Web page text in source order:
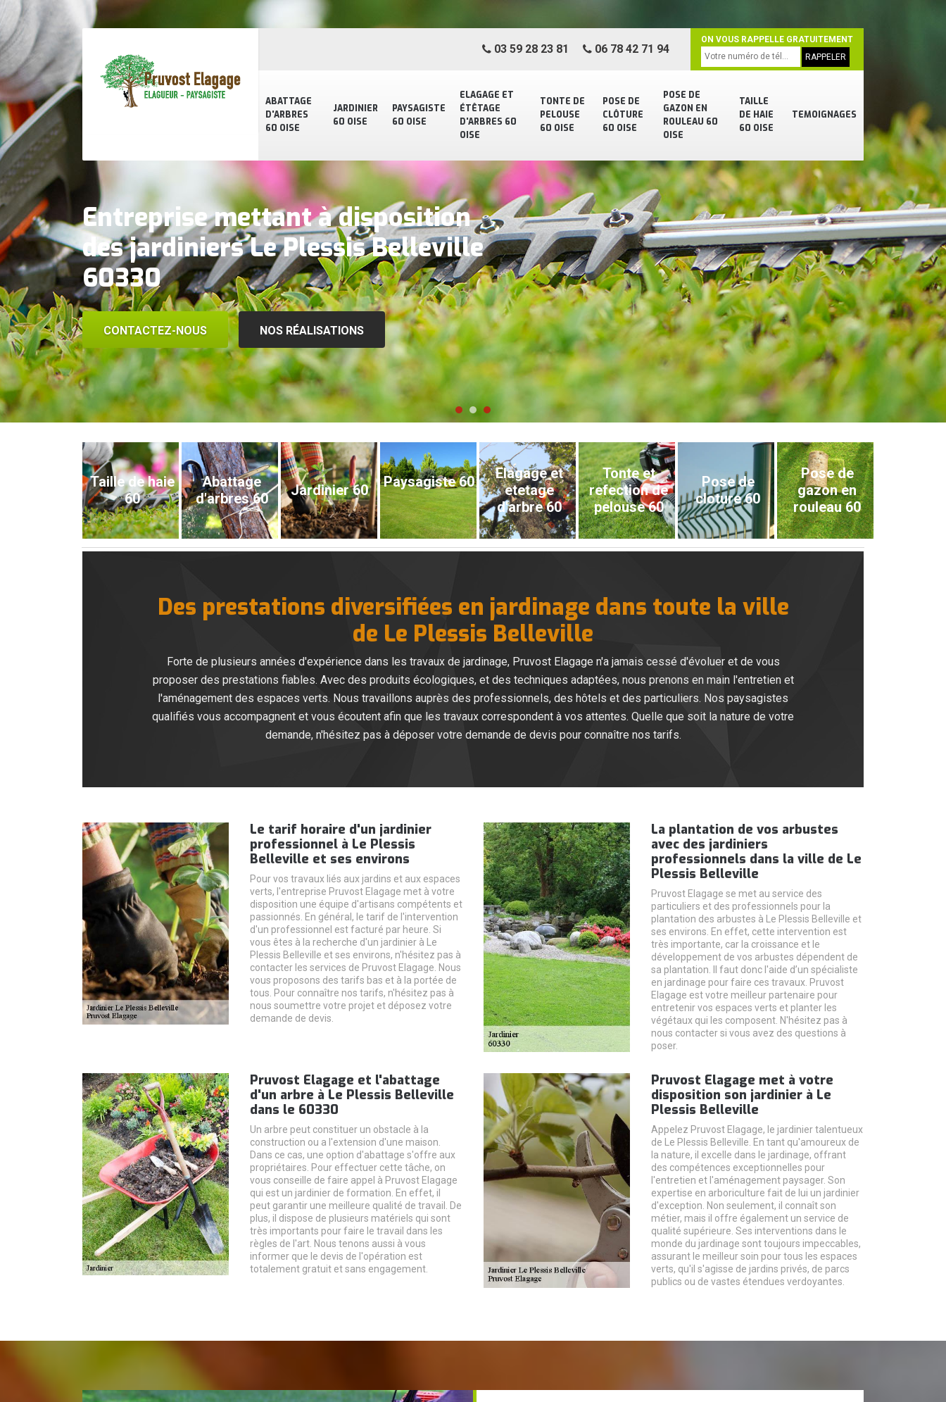
ABATTAGE
D'ARBRES
60 OISE
JARDINIER
60 OISE
PAYSAGISTE
60 OISE
ELAGAGE ET
ÉTÊTAGE
D'ARBRES 60
OISE
TONTE DE
PELOUSE
60 OISE
POSE DE
CLÔTURE
60 OISE
POSE DE
GAZON EN
ROULEAU 60
OISE
TAILLE
DE HAIE
60 OISE
TEMOIGNAGES
03 59 28 23 81 06 78 42 71 94
ON VOUS RAPPELLE GRATUITEMENT
Entreprise mettant à disposition
des jardiniers Le Plessis Belleville
60330
CONTACTEZ-NOUS NOS RÉALISATIONS
Taille de haie
60
Abattage
d'arbres 60
Jardinier 60 Paysagiste 60
Elagage et
etetage
d'arbre 60
Tonte et
refection de
pelouse 60
Pose de
cloture 60
Pose de
gazon en
rouleau 60
Des prestations diversifiées en jardinage dans toute la ville
de Le Plessis Belleville
Forte de plusieurs années d'expérience dans les travaux de jardinage, Pruvost Elagage n'a jamais cessé d'évoluer et de vous
proposer des prestations fiables. Avec des produits écologiques, et des techniques adaptées, nous prenons en main l'entretien et
l'aménagement des espaces verts. Nous travaillons auprès des professionnels, des hôtels et des particuliers. Nos paysagistes
qualifiés vous accompagnent et vous écoutent afin que les travaux correspondent à vos attentes. Quelle que soit la nature de votre
demande, n'hésitez pas à déposer votre demande de devis pour connaître nos tarifs.
Le tarif horaire d'un jardinier
professionnel à Le Plessis
Belleville et ses environs
Pour vos travaux liés aux jardins et aux espaces
verts, l'entreprise Pruvost Elagage met à votre
disposition une équipe d'artisans compétents et
passionnés. En général, le tarif de l'intervention
d'un professionnel est facturé par heure. Si
vous êtes à la recherche d'un jardinier à Le
Plessis Belleville et ses environs, n'hésitez pas à
contacter les services de Pruvost Elagage. Nous
vous proposons des tarifs bas et à la portée de
tous. Pour connaître nos tarifs, n'hésitez pas à
nous soumettre votre projet et déposez votre
demande de devis.
La plantation de vos arbustes
avec des jardiniers
professionnels dans la ville de Le
Plessis Belleville
Pruvost Elagage se met au service des
particuliers et des professionnels pour la
plantation des arbustes à Le Plessis Belleville et
ses environs. En effet, cette intervention est
très importante, car la croissance et le
développement de vos arbustes dépendent de
sa plantation. Il faut donc l'aide d’un spécialiste
en jardinage pour faire ces travaux. Pruvost
Elagage est votre meilleur partenaire pour
entretenir vos espaces verts et planter les
végétaux qui les composent. N'hésitez pas à
nous contacter si vous avez des questions à
poser.
Pruvost Elagage et l'abattage
d'un arbre à Le Plessis Belleville
dans le 60330
Un arbre peut constituer un obstacle à la
construction ou a l'extension d'une maison.
Dans ce cas, une option d'abattage s'offre aux
propriétaires. Pour effectuer cette tâche, on
vous conseille de faire appel à Pruvost Elagage
qui est un jardinier de formation. En effet, il
peut garantir une meilleure qualité de travail. De
plus, il dispose de plusieurs matériels qui sont
très importants pour faire le travail dans les
règles de l'art. Nous tenons aussi à vous
informer que le devis de l'opération est
totalement gratuit et sans engagement.
Pruvost Elagage met à votre
disposition son jardinier à Le
Plessis Belleville
Appelez Pruvost Elagage, le jardinier talentueux
de Le Plessis Belleville. En tant qu'amoureux de
la nature, il excelle dans le jardinage, offrant
des compétences exceptionnelles pour
l'entretien et l'aménagement paysager. Son
expertise en arboriculture fait de lui un jardinier
d'exception. Non seulement, il connaît son
métier, mais il offre également un service de
qualité supérieure. Ses interventions dans le
monde du jardinage sont toujours impeccables,
assurant le meilleur soin pour tous les espaces
verts, qu'il s'agisse de jardins privés, de parcs
publics ou de vastes étendues verdoyantes.